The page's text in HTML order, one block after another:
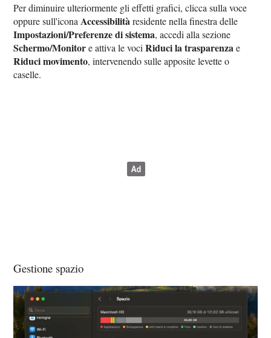
Per diminuire ulteriormente gli effetti grafici, clicca sulla voce
oppure sull'icona Accessibilitàresidente nella finestra delle
Impostazioni/Preferenze di sistema, accedi alla sezione
Schermo/Monitore attiva le vociRiduci la trasparenzae
Riduci movimento, intervenendo sulle apposite levette o
caselle.
Gestione spazio